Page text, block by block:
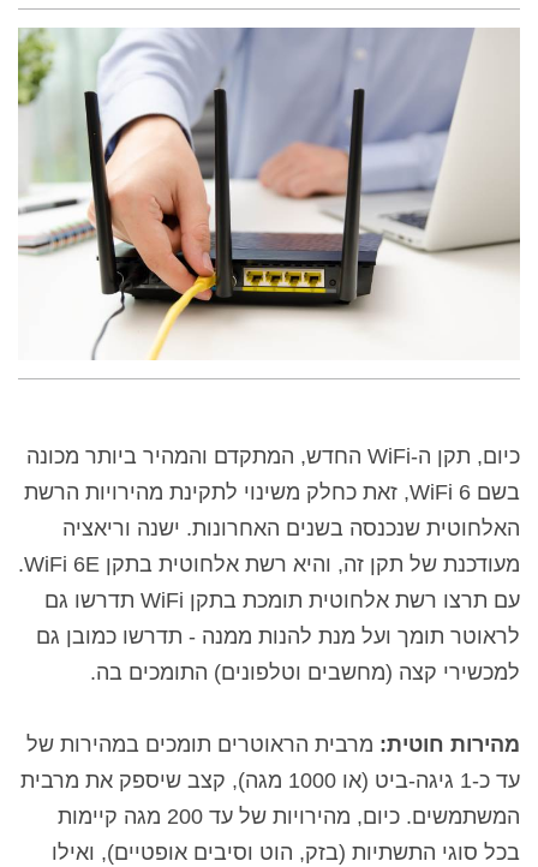
כיום, תקן ה-WiFi החדש, המתקדם והמהיר ביותר מכונה
בשם WiFi 6, זאת כחלק משינוי לתקינת מהירויות הרשת
האלחוטית שנכנסה בשנים האחרונות. ישנה וריאציה
מעודכנת של תקן זה, והיא רשת אלחוטית בתקן WiFi 6E.
עם תרצו רשת אלחוטית תומכת בתקן WiFi תדרשו גם
לראוטר תומך ועל מנת להנות ממנה - תדרשו כמובן גם
למכשירי קצה (מחשבים וטלפונים) התומכים בה.
מהירות חוטית: מרבית הראוטרים תומכים במהירות של
עד כ-1 גיגה-ביט (או 1000 מגה), קצב שיספק את מרבית
המשתמשים. כיום, מהירויות של עד 200 מגה קיימות
בכל סוגי התשתיות (בזק, הוט וסיבים אופטיים), ואילו